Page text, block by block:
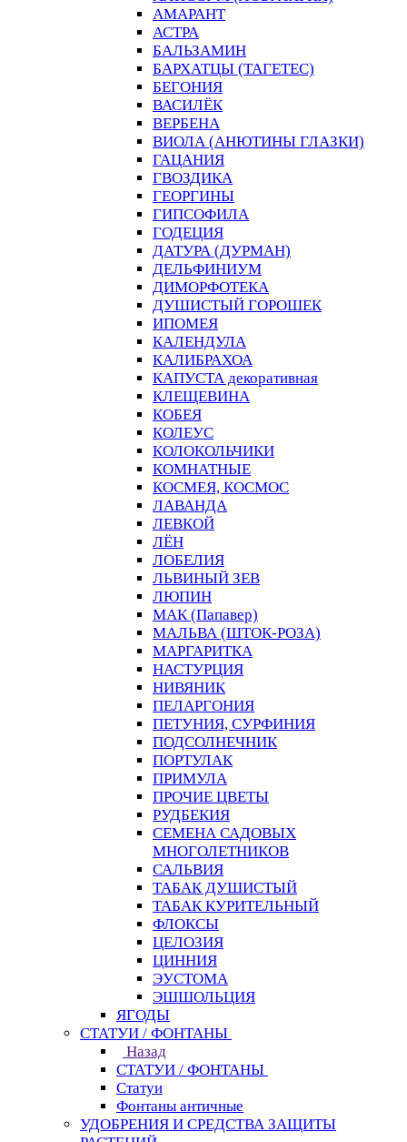
АМАРАНТ
АСТРА
БАЛЬЗАМИН
БАРХАТЦЫ (ТАГЕТЕС)
БЕГОНИЯ
ВАСИЛЁК
ВЕРБЕНА
ВИОЛА (АНЮТИНЫ ГЛАЗКИ)
ГАЦАНИЯ
ГВОЗДИКА
ГЕОРГИНЫ
ГИПСОФИЛА
ГОДЕЦИЯ
ДАТУРА (ДУРМАН)
ДЕЛЬФИНИУМ
ДИМОРФОТЕКА
ДУШИСТЫЙ ГОРОШЕК
ИПОМЕЯ
КАЛЕНДУЛА
КАЛИБРАХОА
КАПУСТА декоративная
КЛЕЩЕВИНА
КОБЕЯ
КОЛЕУС
КОЛОКОЛЬЧИКИ
КОМНАТНЫЕ
КОСМЕЯ, КОСМОС
ЛАВАНДА
ЛЕВКОЙ
ЛЁН
ЛОБЕЛИЯ
ЛЬВИНЫЙ ЗЕВ
ЛЮПИН
МАК (Папавер)
МАЛЬВА (ШТОК-РОЗА)
МАРГАРИТКА
НАСТУРЦИЯ
НИВЯНИК
ПЕЛАРГОНИЯ
ПЕТУНИЯ, СУРФИНИЯ
ПОДСОЛНЕЧНИК
ПОРТУЛАК
ПРИМУЛА
ПРОЧИЕ ЦВЕТЫ
РУДБЕКИЯ
СЕМЕНА САДОВЫХ
МНОГОЛЕТНИКОВ
САЛЬВИЯ
ТАБАК ДУШИСТЫЙ
ТАБАК КУРИТЕЛЬНЫЙ
ФЛОКСЫ
ЦЕЛОЗИЯ
ЦИННИЯ
ЭУСТОМА
ЭШШОЛЬЦИЯ
ЯГОДЫ
СТАТУИ / ФОНТАНЫ
Назад
СТАТУИ / ФОНТАНЫ
Статуи
Фонтаны античные
УДОБРЕНИЯ И СРЕДСТВА ЗАЩИТЫ